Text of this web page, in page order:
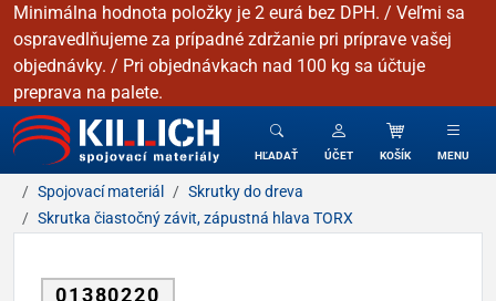
Minimálna hodnota položky je 2 eurá bez DPH. / Veľmi sa
ospravedlňujeme za prípadné zdržanie pri príprave vašej
objednávky. / Pri objednávkach nad 100 kg sa účtuje
preprava na palete.
KILLICH - Spojovacie materiály
HĽADAŤ ÚČET KOŠÍK MENU
Spojovací materiál
Skrutky do dreva
Skrutka čiastočný závit, zápustná hlava TORX
01380220